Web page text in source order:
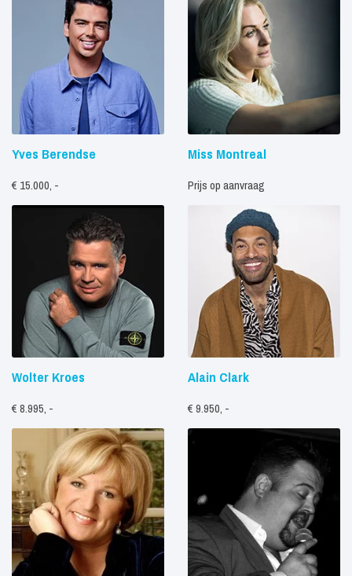
Yves Berendse
€ 15.000, -
Miss Montreal
Prijs op aanvraag
Wolter Kroes
€ 8.995, -
Alain Clark
€ 9.950, -